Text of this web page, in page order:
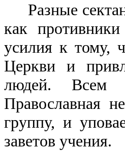
Разные
как
усилия к тому,
Церкви и
людей. Всем
Православная
группу, и
заветов учения.